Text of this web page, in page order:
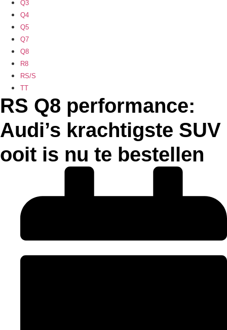
Q3
Q4
Q5
Q7
Q8
R8
RS/S
TT
RS Q8 performance:
Audi’s krachtigste SUV
ooit is nu te bestellen